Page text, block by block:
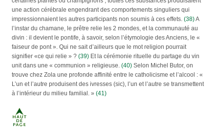
une action cérébrale engendrant des comportements singuliers qui
impressionnaient les autres participants non soumis à ces effets. (38)A
l’instar du chamane, le prêtre relie les 2 mondes, et la communauté au
divin : il devient le pontife, à savoir, selon l’étymologie des Anciens, le «
faiseur de pont ». Qui ne sait d’ailleurs que le mot religion pourrait
signifier «ce qui relie » ? (39) Et la cérémonie rituelle du partage du vin
unit dans une « communion » religieuse. (40) Selon Michel Butor, on
trouve chez Zola une profonde affinité entre le catholicisme et l’alcool : «
L’un et l’autre produisent des ivresses (sic), l’un et l’autre se transmettent
à l’intérieur du milieu familial. » (41)